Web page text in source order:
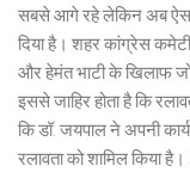
सबसे आगे रहे लेकिन अब ऐसा
दिया है। शहर कांग्रेस
और हेमंत भाटी के खिलाफ जो
इससे जाहिर होता है कि
कि डॉ. जयपाल ने अपनी
रलावता को शामिल किया